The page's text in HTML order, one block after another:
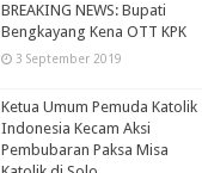
BREAKING NEWS: Bupati
Bengkayang Kena OTT KPK
3 September 2019
Ketua Umum Pemuda Katolik
Indonesia Kecam Aksi
Pembubaran Paksa Misa